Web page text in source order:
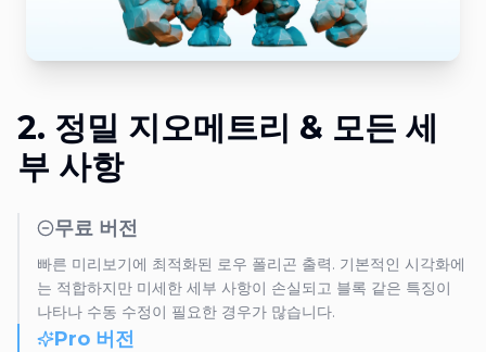
2. 정밀 지오메트리 & 모든 세
부 사항
무료 버전
빠른 미리보기에 최적화된 로우 폴리곤 출력. 기본적인 시각화에
는 적합하지만 미세한 세부 사항이 손실되고 블록 같은 특징이
나타나 수동 수정이 필요한 경우가 많습니다.
Pro 버전